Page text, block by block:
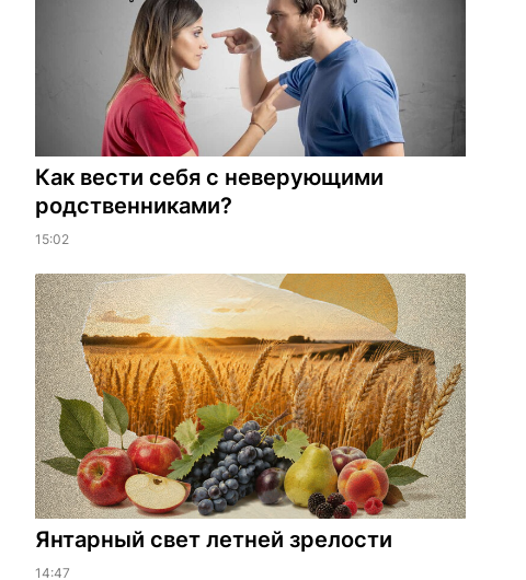
Как вести себя с неверующими
родственниками?
15:02
Янтарный свет летней зрелости
14:47